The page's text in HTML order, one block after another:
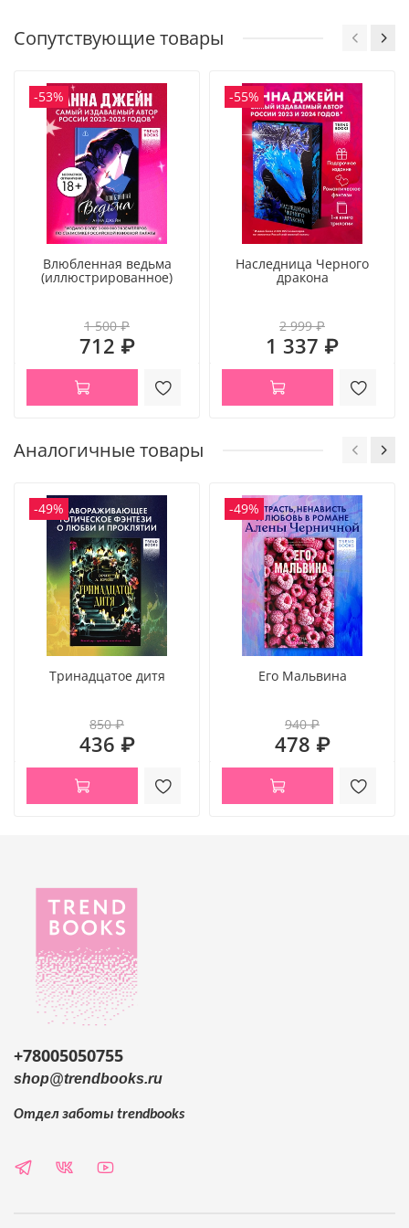
Сопутствующие товары
-53%
Влюбленная ведьма
(иллюстрированное)
1 500 ₽
712 ₽
-55%
Наследница Черного
дракона
2 999 ₽
1 337 ₽
Аналогичные товары
-49%
Тринадцатое дитя
850 ₽
436 ₽
-49%
Его Мальвина
940 ₽
478 ₽
+78005050755
shop@trendbooks.ru
Отдел заботы trendbooks